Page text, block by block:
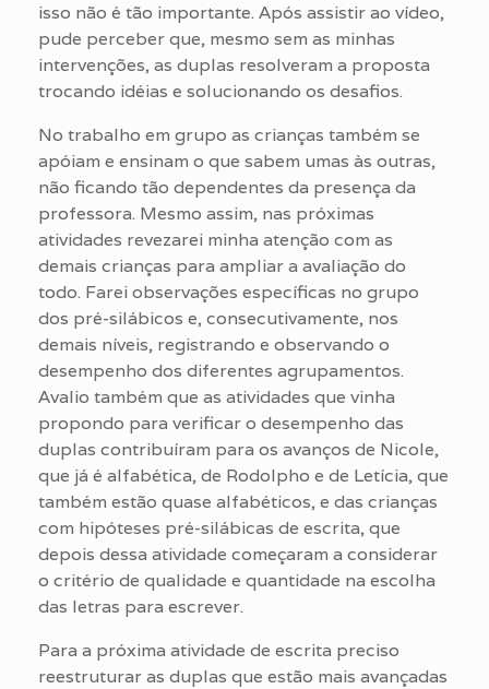
isso não é tão importante. Após assistir ao vídeo,
pude perceber que, mesmo sem as minhas
intervenções, as duplas resolveram a proposta
trocando idéias e solucionando os desafios.
No trabalho em grupo as crianças também se
apóiam e ensinam o que sabem umas às outras,
não ficando tão dependentes da presença da
professora. Mesmo assim, nas próximas
atividades revezarei minha atenção com as
demais crianças para ampliar a avaliação do
todo. Farei observações específicas no grupo
dos pré-silábicos e, consecutivamente, nos
demais níveis, registrando e observando o
desempenho dos diferentes agrupamentos.
Avalio também que as atividades que vinha
propondo para verificar o desempenho das
duplas contribuíram para os avanços de Nicole,
que já é alfabética, de Rodolpho e de Letícia, que
também estão quase alfabéticos, e das crianças
com hipóteses pré-silábicas de escrita, que
depois dessa atividade começaram a considerar
o critério de qualidade e quantidade na escolha
das letras para escrever.
Para a próxima atividade de escrita preciso
reestruturar as duplas que estão mais avançadas